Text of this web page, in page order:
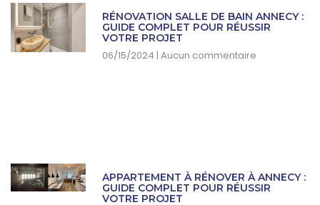
RÉNOVATION SALLE DE BAIN ANNECY :
GUIDE COMPLET POUR RÉUSSIR
VOTRE PROJET
06/15/2024 Aucun commentaire
APPARTEMENT À RÉNOVER À ANNECY :
GUIDE COMPLET POUR RÉUSSIR
VOTRE PROJET